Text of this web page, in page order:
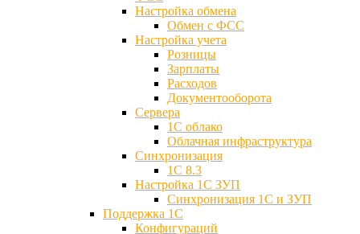
Настройка обмена
Обмен с ФСС
Настройка учета
Розницы
Зарплаты
Расходов
Документооборота
Сервера
1С облако
Облачная инфраструктура
Синхронизация
1С 8.3
Настройка 1С ЗУП
Синхронизация 1С и ЗУП
Поддержка 1С
Конфигураций